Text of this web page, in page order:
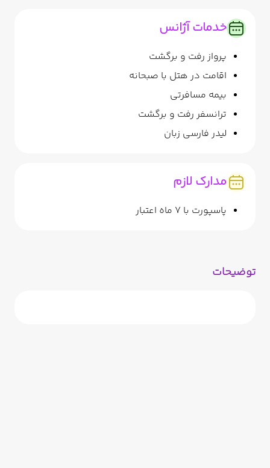
خدمات آژانس
پرواز رفت و برگشت
اقامت در هتل با صبحانه
بیمه مسافرتی
ترانسفر رفت و برگشت
لیدر فارسی زبان
مدارک لازم
پاسپورت با 7 ماه اعتبار
توضیحات